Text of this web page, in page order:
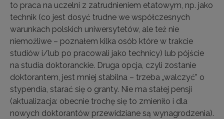
to praca na uczelni z zatrudnieniem etatowym, np. jako
technik (co jest dosyć trudne we współczesnych
warunkach polskich uniwersytetów, ale też nie
niemożliwe – poznałem kilka osób które w trakcie
studiów i/lub po pracowali jako technicy) lub pójście
na studia doktoranckie. Druga opcja, czyli zostanie
doktorantem, jest mniej stabilna – trzeba „walczyć” o
stypendia, starać się o granty. Nie ma stałej pensji
(aktualizacja: obecnie trochę się to zmieniło i dla
nowych doktorantów przewidziane są wynagrodzenia).